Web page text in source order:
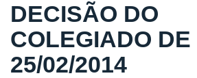
DECISÃO DO
COLEGIADO DE
25/02/2014